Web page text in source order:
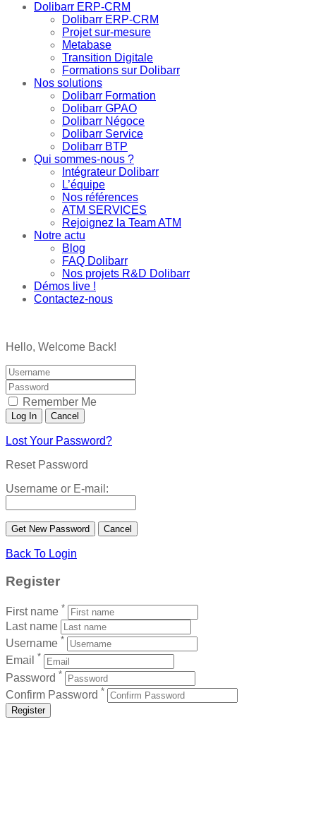
Dolibarr ERP-CRM
Dolibarr ERP-CRM
Projet sur-mesure
Metabase
Transition Digitale
Formations sur Dolibarr
Nos solutions
Dolibarr Formation
Dolibarr GPAO
Dolibarr Négoce
Dolibarr Service
Dolibarr BTP
Qui sommes-nous ?
Intégrateur Dolibarr
L’équipe
Nos références
ATM SERVICES
Rejoignez la Team ATM
Notre actu
Blog
FAQ Dolibarr
Nos projets R&D Dolibarr
Démos live !
Contactez-nous
Hello, Welcome Back!
Remember Me
Lost Your Password?
Reset Password
Username or E-mail:
Back To Login
Register
First name *
Last name
Username *
Email *
Password *
Confirm Password *
Register